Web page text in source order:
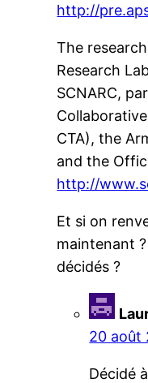
http://
The
Research
SCNARC,
CTA), the
and the
http://
Et si on
maintenant
décidés ?
20 août
Décidé